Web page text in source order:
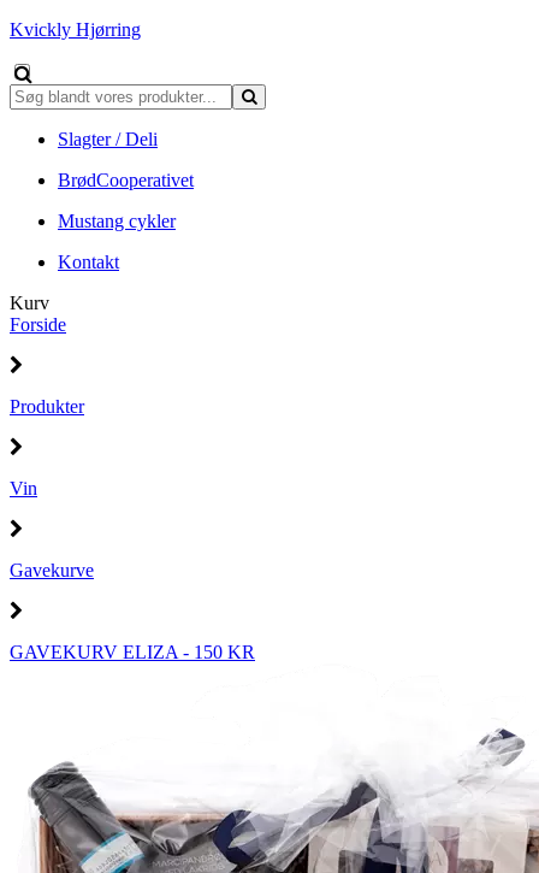
Kvickly Hjørring
Slagter / Deli
BrødCooperativet
Mustang cykler
Kontakt
Kurv
Forside
Produkter
Vin
Gavekurve
GAVEKURV ELIZA - 150 KR